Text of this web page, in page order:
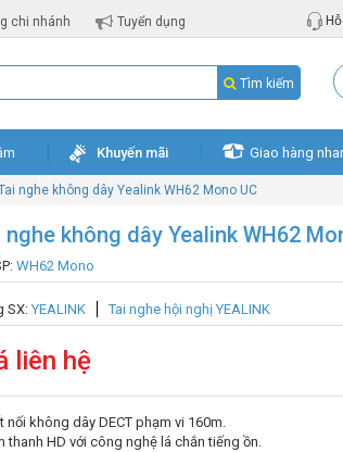
chi nhánh Tuyển dụng Hỗ
Tìm kiếm
Khuyến mãi Giao hàng
nghe không dây Yealink WH62 Mono UC
nghe không dây Yealink WH62
WH62 Mono
SX:YEALINK Tai nghe hội nghị YEALINK
liên hệ
nối không dây DECT phạm vi 160m.
thanh HD với công nghệ lá chắn tiếng ồn.